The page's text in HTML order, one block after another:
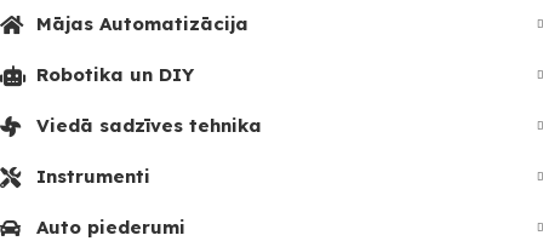
Mājas Automatizācija
Robotika un DIY
Viedā sadzīves tehnika
Instrumenti
Auto piederumi